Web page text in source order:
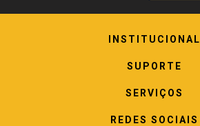
INSTITUCIONAL
SUPORTE
SERVIÇOS
REDES SOCIAIS